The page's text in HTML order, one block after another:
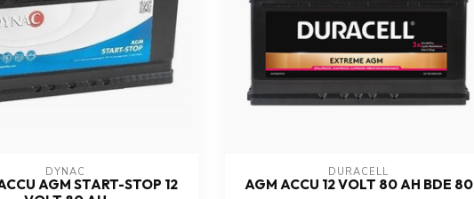
DYNAC
AGM START-STOP 12
DURACELL
AGM ACCU 12 VOLT 80 AH BDE 80